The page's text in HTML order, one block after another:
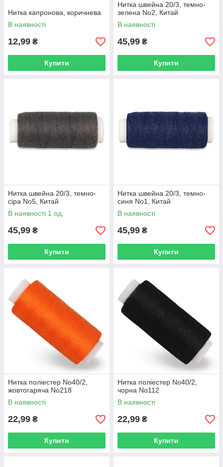
Нитка капронова, коричнева
В наявності
12,99 ₴
Купити
Нитка швейна 20/3, темно-
зелена No2, Китай
В наявності
45,99 ₴
Купити
Нитка швейна 20/3, темно-
сіра No5, Китай
В наявності 1 од.
45,99 ₴
Купити
Нитка швейна 20/3, темно-
синя No1, Китай
В наявності
45,99 ₴
Купити
Нитка поліестер No40/2,
жовтогаряча No218
В наявності
22,99 ₴
Купити
Нитка поліестер No40/2,
чорна No112
В наявності
22,99 ₴
Купити